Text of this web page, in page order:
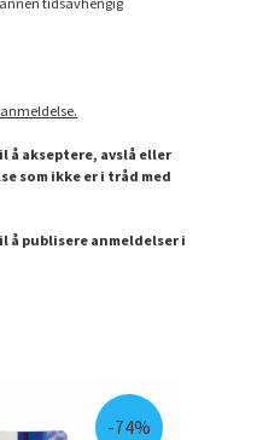
akseptere, avslå eller
som ikke er i tråd med
publisere anmeldelser i
-74%